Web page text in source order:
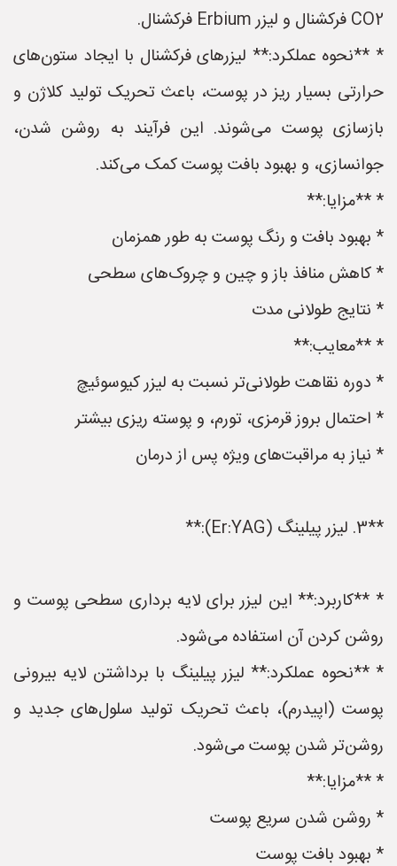
CO2 فرکشنال و لیزر Erbium فرکشنال.
* **نحوه عملکرد:** لیزرهای فرکشنال با ایجاد ستون‌های
حرارتی بسیار ریز در پوست، باعث تحریک تولید کلاژن و
بازسازی پوست می‌شوند. این فرآیند به روشن شدن،
جوانسازی، و بهبود بافت پوست کمک می‌کند.
* **مزایا:**
* بهبود بافت و رنگ پوست به طور همزمان
* کاهش منافذ باز و چین و چروک‌های سطحی
* نتایج طولانی مدت
* **معایب:**
* دوره نقاهت طولانی‌تر نسبت به لیزر کیوسوئیچ
* احتمال بروز قرمزی، تورم، و پوسته ریزی بیشتر
* نیاز به مراقبت‌های ویژه پس از درمان
**3. لیزر پیلینگ (Er:YAG):**
* **کاربرد:** این لیزر برای لایه برداری سطحی پوست و
روشن کردن آن استفاده می‌شود.
* **نحوه عملکرد:** لیزر پیلینگ با برداشتن لایه بیرونی
پوست (اپیدرم)، باعث تحریک تولید سلول‌های جدید و
روشن‌تر شدن پوست می‌شود.
* **مزایا:**
* روشن شدن سریع پوست
* بهبود بافت پوست